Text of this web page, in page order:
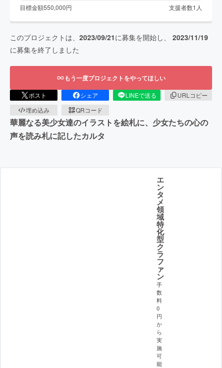
目標金額550,000円 支援者数1 人
このプロジェクトは、 2023/09/21に募集を開始し、 2023/11/19
に募集を終了しました
もう一度プロジェクトをやってほしい
ポスト シェア LINEで送る
URLコピー
埋め込み
QRコード
華麗なる美少女達のイラストを絵札に、少女たちの心の
声を読み札に記したカルタ
エ
ン
タ
メ
領
域
特
化
型
ク
ラ
フ
ァ
ン
手
数
料
0
円
か
ら
実
施
可
能